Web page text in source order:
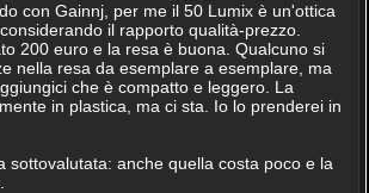
con Gainnj, per me il 50 Lumix è un'ottica
il rapporto qualità-prezzo.
200 euro e la resa è buona. Qualcuno si
nella resa da esemplare a esemplare, ma
che è compatto e leggero. La
in plastica, ma ci sta. Io lo prenderei in
sottovalutata: anche quella costa poco e la